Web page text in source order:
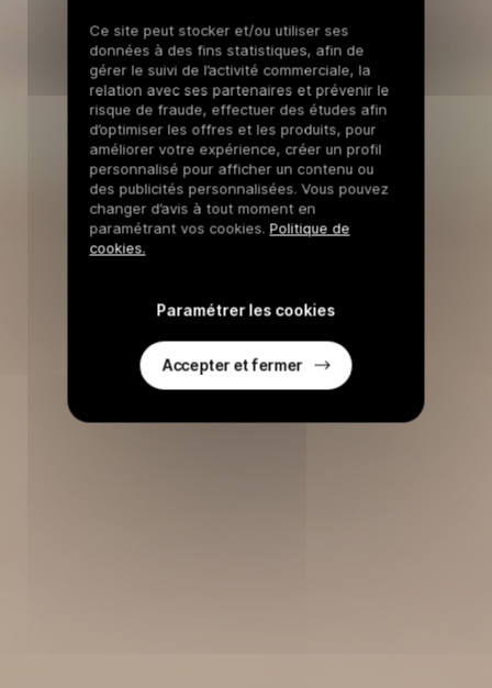
Ce site peut stocker et/ou utiliser ses
données à des fins statistiques, afin de
gérer le suivi de l’activité commerciale, la
relation avec ses partenaires et prévenir le
risque de fraude, effectuer des études afin
d’optimiser les offres et les produits, pour
améliorer votre expérience, créer un profil
personnalisé pour afficher un contenu ou
des publicités personnalisées. Vous pouvez
changer d’avis à tout moment en
paramétrant vos cookies. Politique de
cookies.
Paramétrer les cookies
Accepter et fermer